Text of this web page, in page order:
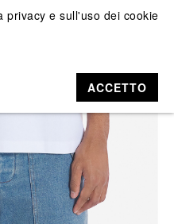
privacy e sull'uso dei cookie
ACCETTO